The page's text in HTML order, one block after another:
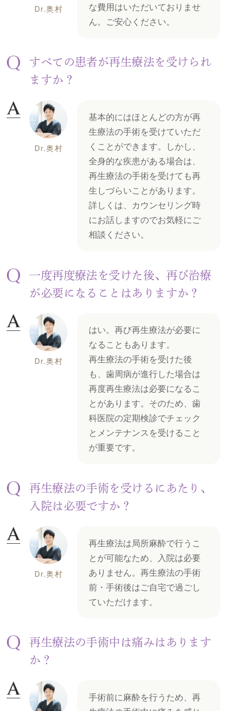
Dr.奥村
な費用はいただいておりませ
ん。ご安心ください。
すべての患者が再生療法を受けられ
ますか？
Dr.奥村
基本的にはほとんどの方が再
生療法の手術を受けていただ
くことができます。しかし、
全身的な疾患がある場合は、
再生療法の手術を受けても再
生しづらいことがあります。
詳しくは、カウンセリング時
にお話しますのでお気軽にご
相談ください。
一度再度療法を受けた後、再び治療
が必要になることはありますか？
Dr.奥村
はい。再び再生療法が必要に
なることもあります。
再生療法の手術を受けた後
も、歯周病が進行した場合は
再度再生療法は必要になるこ
とがあります。そのため、歯
科医院の定期検診でチェック
とメンテナンスを受けること
が重要です。
再生療法の手術を受けるにあたり、
入院は必要ですか？
Dr.奥村
再生療法は局所麻酔で行うこ
とが可能なため、入院は必要
ありません。再生療法の手術
前・手術後はご自宅で過ごし
ていただけます。
再生療法の手術中は痛みはあります
か？
手術前に麻酔を行うため、再